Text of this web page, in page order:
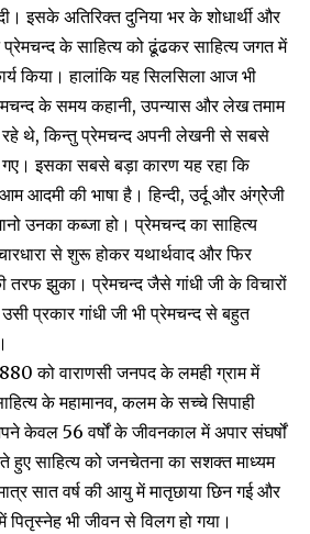
इसके अतिरिक्त दुनिया भर के शोधार्थी और
के साहित्य को ढूंढकर साहित्य जगत में
किया। हालांकि यह सिलसिला आज भी
के समय कहानी, उपन्यास और लेख तमाम
थे, किन्तु प्रेमचन्द अपनी लेखनी से सबसे
गए। इसका सबसे बड़ा कारण यह रहा कि
आदमी की भाषा है। हिन्दी, उर्दू और अंग्रेेजी
उनका कब्जा हो। प्रेमचन्द का साहित्य
से शुरू होकर यथार्थवाद और फिर
तरफ झुका। प्रेमचन्द जैसे गांधी जी के विचारों
प्रकार गांधी जी भी प्रेमचन्द से बहुत
को वाराणसी जनपद के लमही ग्राम में
के महामानव, कलम के सच्चे सिपाही
केवल 56 वर्षों के जीवनकाल में अपार संघर्षों
हुए साहित्य को जनचेतना का सशक्त माध्यम
सात वर्ष की आयु में मातृछाया छिन गई और
पितृस्नेह भी जीवन से विलग हो गया।